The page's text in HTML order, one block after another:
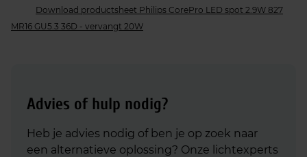
Download productsheet Philips CorePro LED spot 2.9W 827
MR16 GU5.3 36D - vervangt 20W
Advies of hulp nodig?
Heb je advies nodig of ben je op zoek naar
een alternatieve oplossing? Onze lichtexperts